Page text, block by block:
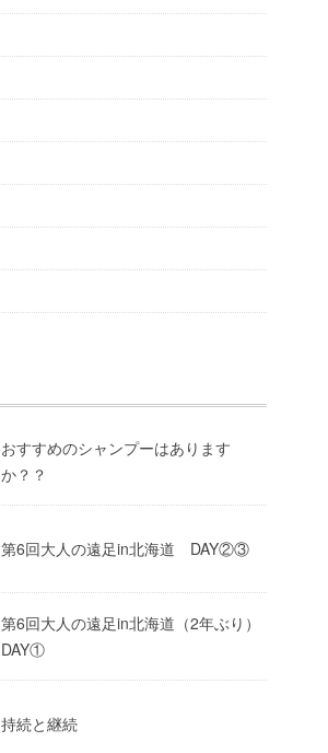
おすすめのシャンプーはあります
か？？
第6回大人の遠足in北海道 DAY②③
第6回大人の遠足in北海道（2年ぶり）
DAY①
持続と継続